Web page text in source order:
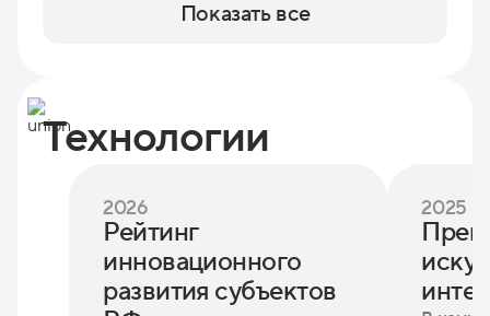
Показать все
Технологии
2026
Рейтинг
инновационного
развития субъектов
2025